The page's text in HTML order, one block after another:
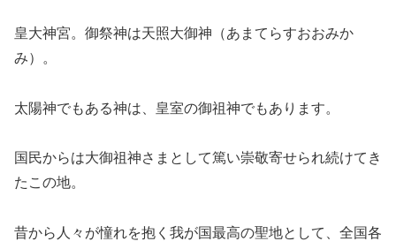
皇大神宮。御祭神は天照大御神（あまてらすおおみか
み）。
太陽神でもある神は、皇室の御祖神でもあります。
国民からは大御祖神さまとして篤い崇敬寄せられ続けてき
たこの地。
昔から人々が憧れを抱く我が国最高の聖地として、全国各